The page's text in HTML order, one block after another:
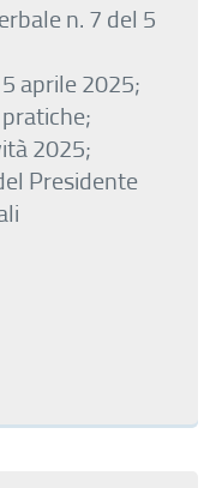
n. 7 del 5
aprile 2025;
2025;
Presidente